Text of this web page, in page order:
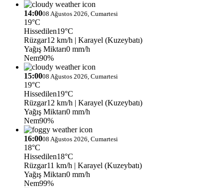
14:0008 Ağustos 2026, Cumartesi
19°C
Hissedilen19°C
Rüzgar12 km/h | Karayel (Kuzeybatı)
Yağış Miktarı0 mm/h
Nem90%
15:0008 Ağustos 2026, Cumartesi
19°C
Hissedilen19°C
Rüzgar12 km/h | Karayel (Kuzeybatı)
Yağış Miktarı0 mm/h
Nem90%
16:0008 Ağustos 2026, Cumartesi
18°C
Hissedilen18°C
Rüzgar11 km/h | Karayel (Kuzeybatı)
Yağış Miktarı0 mm/h
Nem99%